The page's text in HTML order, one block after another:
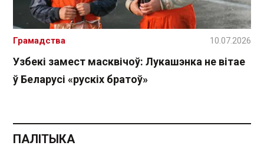
Узбекі замест масквічоў: Лукашэнка не вітае
ў Беларусі «рускіх братоў»
Грамадства 10.07.2026
ПАЛІТЫКА